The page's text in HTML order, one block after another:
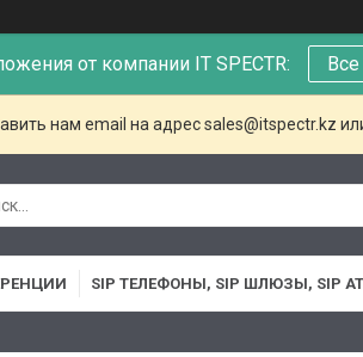
от компании IT SPECTR:
нам email на адрес sales@itspectr.kz
SIP ТЕЛЕФОНЫ, SIP ШЛЮЗЫ, SIP